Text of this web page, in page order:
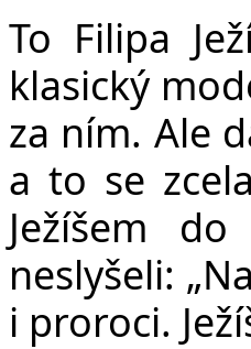
To Filipa
klasický
za ním. Ale
a to se
Ježíšem
neslyšeli:
i proroci.